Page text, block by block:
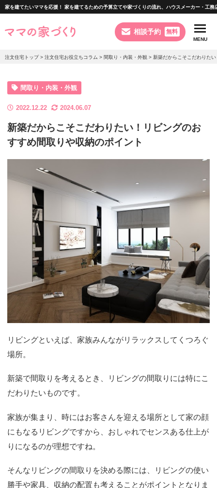
家を建てたいママを応援！ 家を建てるための予算立てや家づくりの流れ、ハウスメーカー・工務
相談予約 無料
MENU
注文住宅のポイント
家づくりの流れ
お客様の相談実例
お役立ちコラム
注文住宅トップ > 注文住宅お役立ちコラム > 間取り・内装・外観 > 新築だからこそこだわりた
間取り・内装・外観
2022.12.22 2024.06.07
新築だからこそこだわりたい！リビングのお
すすめ間取りや収納のポイント
リビングといえば、家族みんながリラックスしてくつろぐ
場所。
新築で間取りを考えるとき、リビングの間取りには特にこ
だわりたいものです。
家族が集まり、時にはお客さんを迎える場所として家の顔
にもなるリビングですから、おしゃれでセンスある仕上が
りになるのが理想ですね。
そんなリビングの間取りを決める際には、リビングの使い
勝手や家具、収納の配置も考えることがポイントとなりま